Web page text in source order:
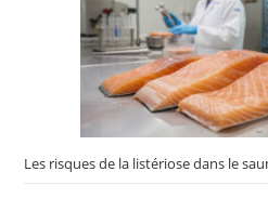
Les risques de la listériose dans le